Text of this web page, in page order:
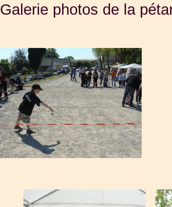
Galerie photos de la